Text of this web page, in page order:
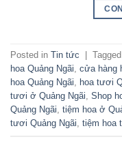
Posted in Tin tức Tagged
hoa Quảng Ngãi cửa hàng
hoa Quảng Ngãi
hoa tươi
tươi ở Quảng Ngãi Shop
Quảng Ngãi tiệm hoa ở
tươi Quảng Ngãi tiệm hoa